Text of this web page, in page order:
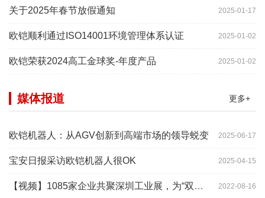
2025-01-17
关于2025年春节放假通知
2025-01-02
欧铠顺利通过ISO14001环境管理体系认证
2025-01-02
欧铠荣获2024高工金球奖-年度产品
更多+
媒体报道
2025-06-17
欧铠机器人：从AGV创新到高端市场的领导蜕变
2025-04-15
宝安日报采访欧铠机器人很OK
2022-08-16
【视频】1085家企业共聚深圳工业展，为“双链”畅通堵点、卡点